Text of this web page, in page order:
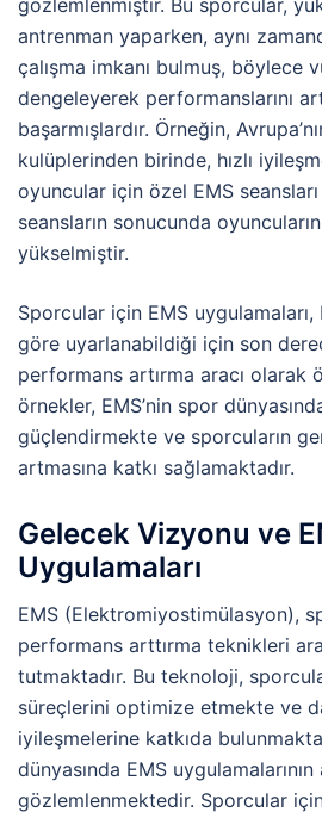
gözlemlenmiştir. Bu sporcular,
antrenman yaparken, aynı
çalışma imkanı bulmuş, böylece
dengeleyerek performanslarını
başarmışlardır. Örneğin,
kulüplerinden birinde, hızlı
oyuncular için özel EMS
seansların sonucunda
yükselmiştir.
Sporcular için EMS
göre uyarlanabildiği için son
performans artırma aracı olarak
örnekler, EMS’nin spor
güçlendirmekte ve sporcuların
artmasına katkı sağlamaktadır.
Gelecek Vizyonu ve
Uygulamaları
EMS (Elektromiyostimülasyon),
performans arttırma teknikleri
tutmaktadır. Bu teknoloji,
süreçlerini optimize etmekte ve
iyileşmelerine katkıda
dünyasında EMS uygulamalarının
gözlemlenmektedir. Sporcular için